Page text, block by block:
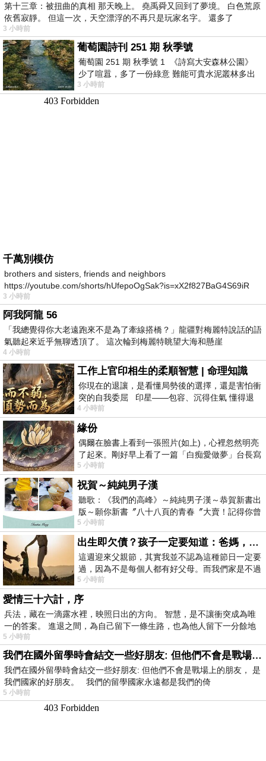
第十三章：被扭曲的真相 那天晚上。 堯禹舜又回到了夢境。 白色荒原
依舊寂靜。 但這一次，天空漂浮的不再只是玩家名字。 還多了
3 小時前
葡萄園詩刊 251 期 秋季號
葡萄園 251 期 秋季號 1 《詩寫大安森林公園》
少了喧囂，多了一份綠意 難能可貴水泥叢林多出
一
3 小時前
千萬別模仿
brothers and sisters, friends and neighbors
https://youtube.com/shorts/hUfepoOgSak?is=xX2f827BaG4S69iR
https
3 小時前
阿我阿龍 56
「我總覺得你大老遠跑來不是為了牽線搭橋？」龍疆對梅麗特說話的語
氣聽起來近乎無聊透頂了。 這次輪到梅麗特眺望大海和懸崖
4 小時前
工作上官印相生的柔順智慧 | 命理知識
你現在的退讓，是看懂局勢後的選擇，還是害怕衝
突的自我委屈 印星——包容、沉得住氣 懂得退
一步觀察，不會
4 小時前
緣份
偶爾在臉書上看到一張照片(如上)，心裡忽然明亮
了起來。剛好早上看了一篇「白痴愛做夢」台長寫
的貼文，在回顧年輕時瘋狂愛上
5 小時前
祝賀～純純男子漢
聽歌：《我們的高峰》～純純男子漢～恭賀新書出
版～願你新書〞八十八頁的青春〞大賣！記得你曾
經在我的版留言…「好讚的圖^^感覺大家
5 小時前
出生即欠債？孩子一定要知道：爸媽，其實我不欠你們
這週迎來父親節，其實我並不認為這種節日一定要
過，因為不是每個人都有好父母。而我們家是不過
節的，平時也沒什麼儀式感，生活趨近冷
5 小時前
愛情三十六計，序
兵法，藏在一滴露水裡，映照日出的方向。 智慧，是不讓衝突成為唯
一的答案。 進退之間，為自己留下一條生路，也為他人留下一分餘地
5 小時前
我們在國外留學時會結交一些好朋友: 但他們不會是戰場上的朋友
我們在國外留學時會結交一些好朋友: 但他們不會是戰場上的朋友， 是
我們國家的好朋友。 我們的留學國家永遠都是我們的倚
5 小時前